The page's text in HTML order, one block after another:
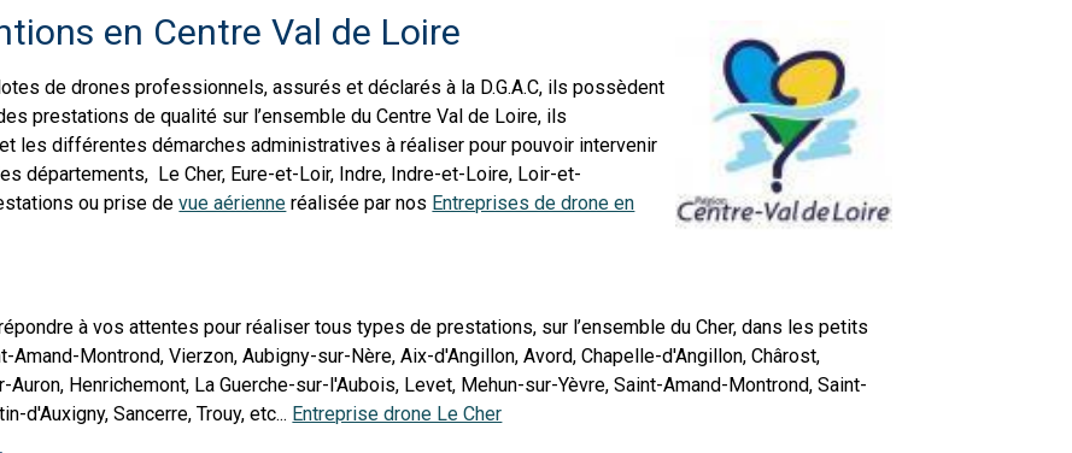
en Centre Val de Loire
de drones professionnels, assurés et déclarés à la D.G.A.C, ils possèdent
prestations de qualité sur l’ensemble du Centre Val de Loire, ils
les différentes démarches administratives à réaliser pour pouvoir intervenir
départements, Le Cher, Eure-et-Loir, Indre, Indre-et-Loire, Loir-et-
ou prise devue aérienne réalisée par nos ​ Entreprises de drone en
à vos attentes pour réaliser tous types de prestations, sur l’ensemble du Cher, dans les petits
Montrond, Vierzon, Aubigny-sur-Nère, Aix-d'Angillon, Avord, Chapelle-d'Angillon, Chârost,
Auron, Henrichemont, La Guerche-sur-l'Aubois, Levet, Mehun-sur-Yèvre, Saint-Amand-Montrond, Saint-
d'Auxigny, Sancerre, Trouy, etc... Entreprise drone Le Cher